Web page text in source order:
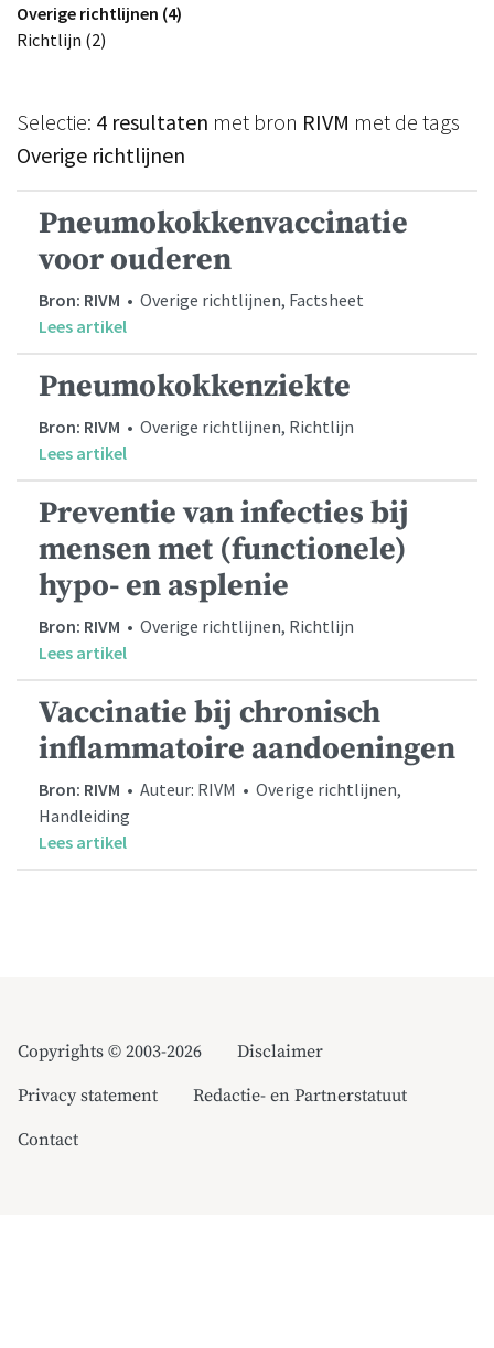
Overige richtlijnen (4)
Richtlijn (2)
Selectie: 4 resultaten met bron RIVM met de tags
Overige richtlijnen
Pneumokokkenvaccinatie
voor ouderen
Bron: RIVM • Overige richtlijnen, Factsheet
Lees artikel
Pneumokokkenziekte
Bron: RIVM • Overige richtlijnen, Richtlijn
Lees artikel
Preventie van infecties bij
mensen met (functionele)
hypo- en asplenie
Bron: RIVM • Overige richtlijnen, Richtlijn
Lees artikel
Vaccinatie bij chronisch
inflammatoire aandoeningen
Bron: RIVM • Auteur: RIVM • Overige richtlijnen,
Handleiding
Lees artikel
Copyrights © 2003-2026
Disclaimer
Privacy statement
Redactie- en Partnerstatuut
Contact